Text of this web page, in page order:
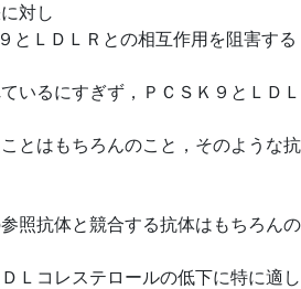
対し
とＬＤＬＲとの相互作用を阻害する
いるにすぎず，ＰＣＳＫ９とＬＤＬ
とはもちろんのこと，そのような抗
照抗体と競合する抗体はもちろんの
Ｌコレステロールの低下に特に適し